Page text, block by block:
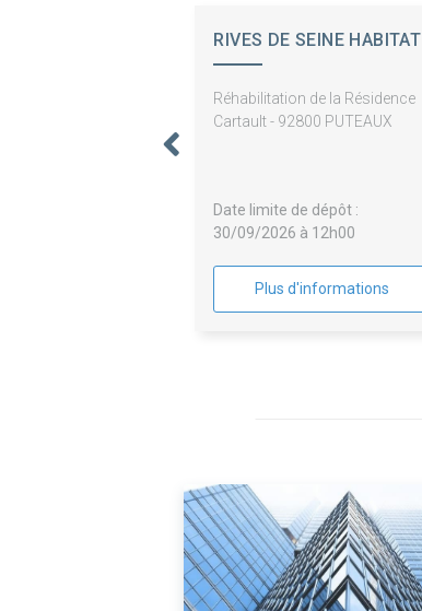
RIVES DE SEINE HABITAT
Réhabilitation de la Résidence
Cartault - 92800 PUTEAUX
Date limite de dépôt :
30/09/2026 à 12h00
Plus d'informations